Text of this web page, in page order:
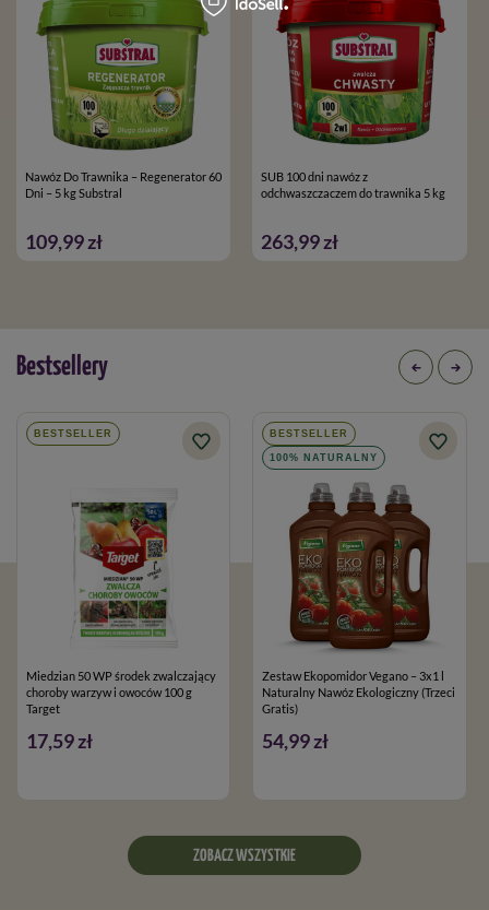
Nawóz Do Trawnika – Regenerator 60
Dni – 5 kg Substral
109,99 zł
SUB 100 dni nawóz z
odchwaszczaczem do trawnika 5 kg
263,99 zł
Bestsellery
BESTSELLER
Miedzian 50 WP środek zwalczający
choroby warzyw i owoców 100 g
Target
17,59 zł
BESTSELLER
100% NATURALNY
Zestaw Ekopomidor Vegano – 3x1 l
Naturalny Nawóz Ekologiczny (Trzeci
Gratis)
54,99 zł
ZOBACZ WSZYSTKIE